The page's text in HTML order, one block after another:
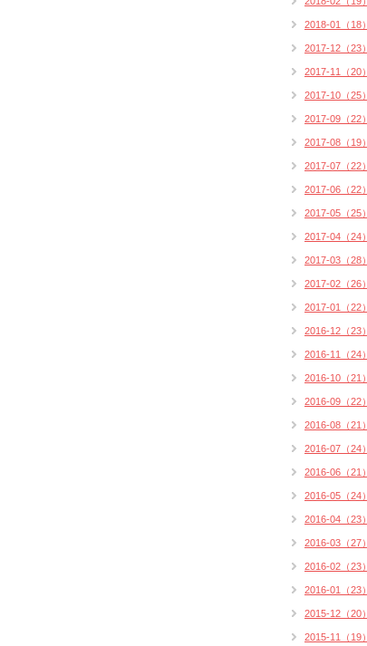
2018-01（18）
2017-12（23）
2017-11（20）
2017-10（25）
2017-09（22）
2017-08（19）
2017-07（22）
2017-06（22）
2017-05（25）
2017-04（24）
2017-03（28）
2017-02（26）
2017-01（22）
2016-12（23）
2016-11（24）
2016-10（21）
2016-09（22）
2016-08（21）
2016-07（24）
2016-06（21）
2016-05（24）
2016-04（23）
2016-03（27）
2016-02（23）
2016-01（23）
2015-12（20）
2015-11（19）